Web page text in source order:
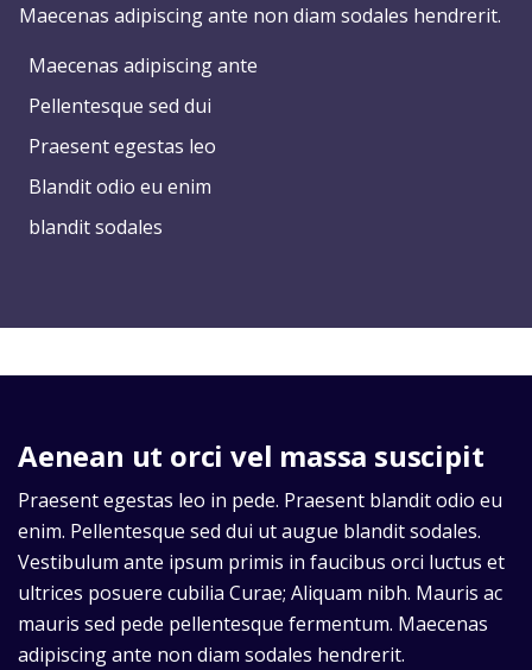
Maecenas adipiscing ante non diam sodales hendrerit.
Maecenas adipiscing ante
Pellentesque sed dui
Praesent egestas leo
Blandit odio eu enim
blandit sodales
Aenean ut orci vel massa suscipit
Praesent egestas leo in pede. Praesent blandit odio eu
enim. Pellentesque sed dui ut augue blandit sodales.
Vestibulum ante ipsum primis in faucibus orci luctus et
ultrices posuere cubilia Curae; Aliquam nibh. Mauris ac
mauris sed pede pellentesque fermentum. Maecenas
adipiscing ante non diam sodales hendrerit.